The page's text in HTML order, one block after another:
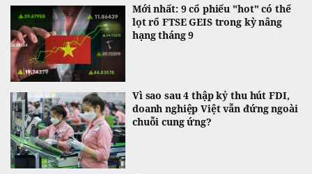
Mới nhất: 9 cổ phiếu "hot" có thể
lọt rổ FTSE GEIS trong kỳ nâng
hạng tháng 9
Vì sao sau 4 thập kỷ thu hút FDI,
doanh nghiệp Việt vẫn đứng ngoài
chuỗi cung ứng?